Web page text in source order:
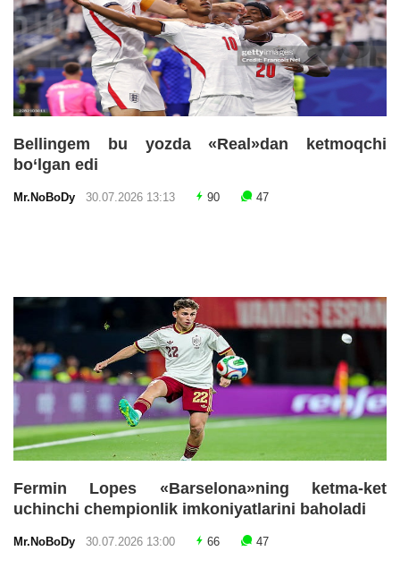
Bellingem bu yozda «Real»dan ketmoqchi
bo‘lgan edi
Mr.NoBoDy 30.07.2026 13:13 90 47
Fermin Lopes «Barselona»ning ketma-ket
uchinchi chempionlik imkoniyatlarini baholadi
Mr.NoBoDy 30.07.2026 13:00 66 47